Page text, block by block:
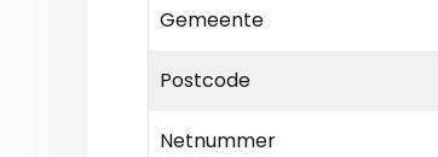
Gemeente
Postcode
Netnummer